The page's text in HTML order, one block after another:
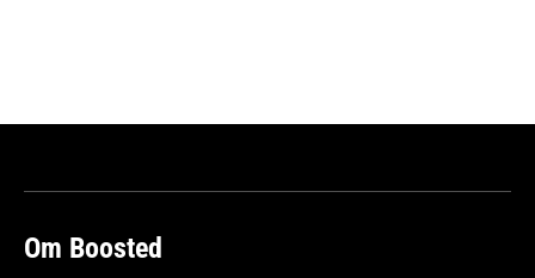
Om Boosted